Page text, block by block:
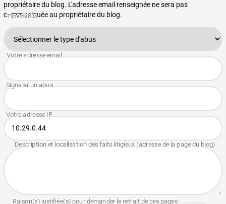
propriétaire du blog. L'adresse email renseignée ne sera pas
communiquée au propriétaire du blog.